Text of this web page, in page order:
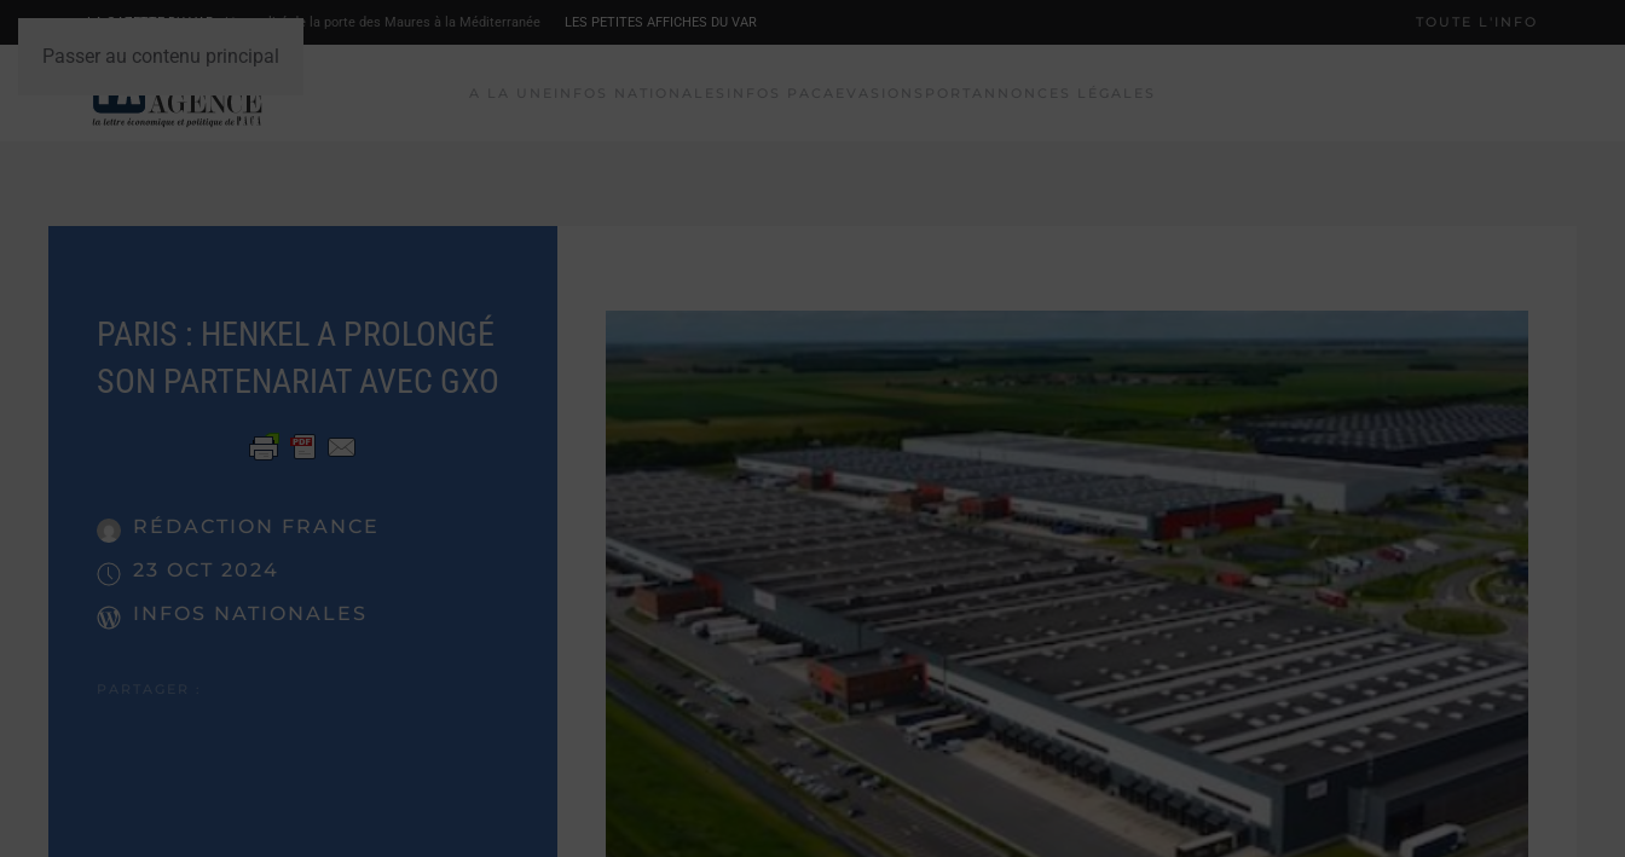
Passer au contenu principal
LA GAZETTE DU VAR- L'actualité de la porte des Maures à la Méditerranée LES PETITES AFFICHES DU VAR TOUTE L'INFO
PARIS : HENKEL A PROLONGÉ
SON PARTENARIAT AVEC GXO
RÉDACTION FRANCE
23 OCT 2024
INFOS NATIONALES